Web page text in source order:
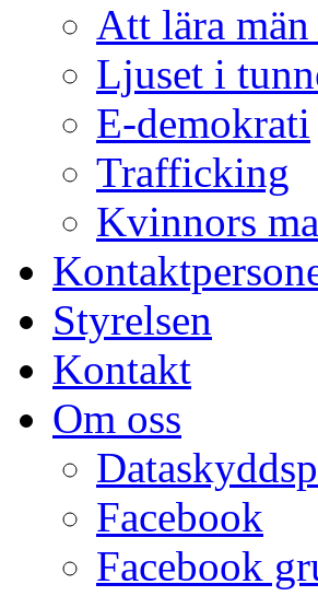
Att lära
Ljuset i
E-demokrati
Trafficking
Kvinnors
Styrelsen
Kontakt
Om oss
Facebook
Facebook